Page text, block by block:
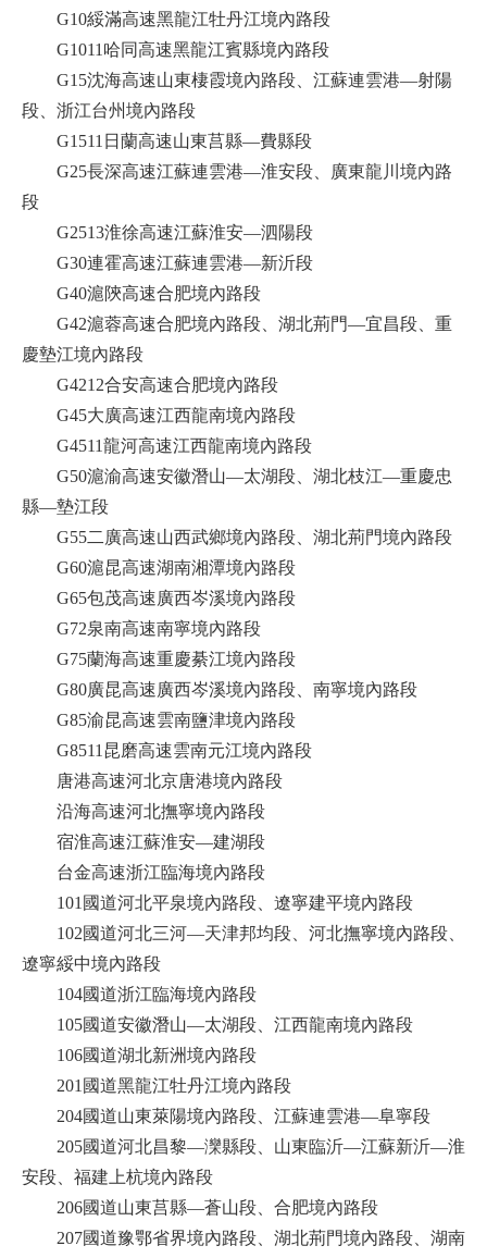
G10綏滿高速黑龍江牡丹江境內路段
G1011哈同高速黑龍江賓縣境內路段
G15沈海高速山東棲霞境內路段、江蘇連雲港—射陽
段、浙江台州境內路段
G1511日蘭高速山東莒縣—費縣段
G25長深高速江蘇連雲港—淮安段、廣東龍川境內路
段
G2513淮徐高速江蘇淮安—泗陽段
G30連霍高速江蘇連雲港—新沂段
G40滬陝高速合肥境內路段
G42滬蓉高速合肥境內路段、湖北荊門—宜昌段、重
慶墊江境內路段
G4212合安高速合肥境內路段
G45大廣高速江西龍南境內路段
G4511龍河高速江西龍南境內路段
G50滬渝高速安徽潛山—太湖段、湖北枝江—重慶忠
縣—墊江段
G55二廣高速山西武鄉境內路段、湖北荊門境內路段
G60滬昆高速湖南湘潭境內路段
G65包茂高速廣西岑溪境內路段
G72泉南高速南寧境內路段
G75蘭海高速重慶綦江境內路段
G80廣昆高速廣西岑溪境內路段、南寧境內路段
G85渝昆高速雲南鹽津境內路段
G8511昆磨高速雲南元江境內路段
唐港高速河北京唐港境內路段
沿海高速河北撫寧境內路段
宿淮高速江蘇淮安—建湖段
台金高速浙江臨海境內路段
101國道河北平泉境內路段、遼寧建平境內路段
102國道河北三河—天津邦均段、河北撫寧境內路段、
遼寧綏中境內路段
104國道浙江臨海境內路段
105國道安徽潛山—太湖段、江西龍南境內路段
106國道湖北新洲境內路段
201國道黑龍江牡丹江境內路段
204國道山東萊陽境內路段、江蘇連雲港—阜寧段
205國道河北昌黎—灤縣段、山東臨沂—江蘇新沂—淮
安段、福建上杭境內路段
206國道山東莒縣—蒼山段、合肥境內路段
207國道豫鄂省界境內路段、湖北荊門境內路段、湖南